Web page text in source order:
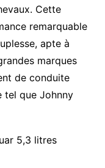
Cette
remarquable
apte à
marques
de conduite
tel que Johnny
5,3 litres